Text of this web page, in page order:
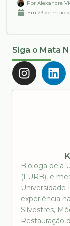
Por Alexandre
Em 23 de maio
Siga o Mata
Bióloga pela
(FURB), e
Universidade
experiência
Silvestres,
Restauração